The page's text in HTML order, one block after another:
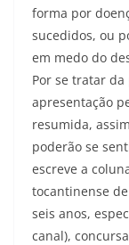
forma por
sucedidos, ou
em medo do
Por se tratar
apresentação
resumida,
poderão se
escreve a
tocantinense
seis anos,
canal),